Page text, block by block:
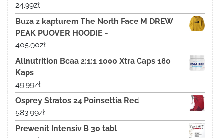
24.99zł
Buza z kapturem The North Face M DREW
PEAK PUOVER HOODIE -
405.90zł
Allnutrition Bcaa 2:1:1 1000 Xtra Caps 180
Kaps
49.99zł
Osprey Stratos 24 Poinsettia Red
583.99zł
Prewenit Intensiv B 30 tabl